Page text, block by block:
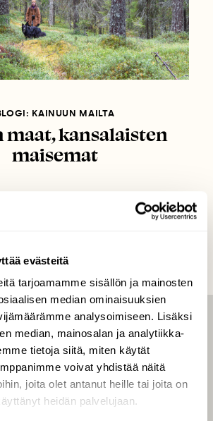
evästeitä
tarjoamamme sisällön ja mainosten
median ominaisuuksien
analysoimiseen. Lisäksi
median, mainosalan ja analytiikka-
tietoja siitä, miten käytät
voivat yhdistää näitä
joita olet antanut heille tai joita on
heidän palvelujaan.
KAINUUN MAILTA
maat, kansalaisten
maisemat
LEHTI
Uusin lehti
Tilaa Suomen Luonto
Tilaa digilukuoikeus